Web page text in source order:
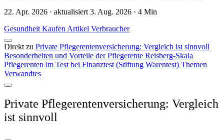
22. Apr. 2026 · aktualisiert 3. Aug. 2026 · 4 Min
Gesundheit Kaufen Artikel Verbraucher
Direkt zu Private Pflegerentenversicherung: Vergleich ist sinnvoll
Besonderheiten und Vorteile der Pflegerente Reisberg-Skala
Pflegerenten im Test bei Finanztest (Stiftung Warentest) Themen
Verwandtes
Private Pflegerentenversicherung: Vergleich
ist sinnvoll